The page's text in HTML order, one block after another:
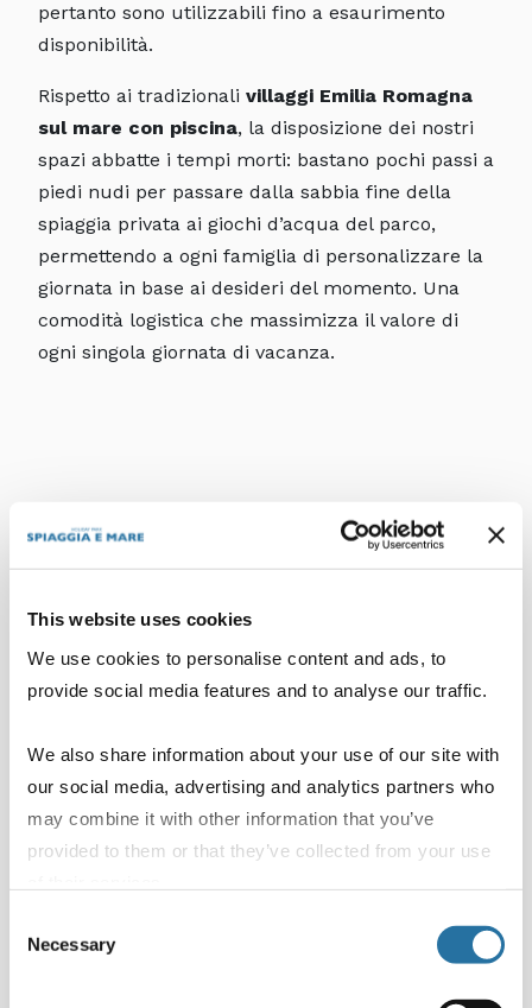
This website uses cookies
We use cookies to personalise content and ads, to
provide social media features and to analyse our traffic.
We also share information about your use of our site with
our social media, advertising and analytics partners who
may combine it with other information that you’ve
provided to them or that they’ve collected from your use
Selection
Necessary
pertanto sono utilizzabili fino a esaurimento
disponibilità.
Rispetto ai tradizionali villaggi Emilia Romagna
sul mare con piscina, la disposizione dei nostri
spazi abbatte i tempi morti: bastano pochi passi a
piedi nudi per passare dalla sabbia fine della
spiaggia privata ai giochi d’acqua del parco,
permettendo a ogni famiglia di personalizzare la
giornata in base ai desideri del momento. Una
comodità logistica che massimizza il valore di
ogni singola giornata di vacanza.
Ti potrebbero interessare